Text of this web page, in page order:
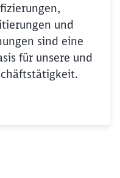
und
sind eine
für unsere und